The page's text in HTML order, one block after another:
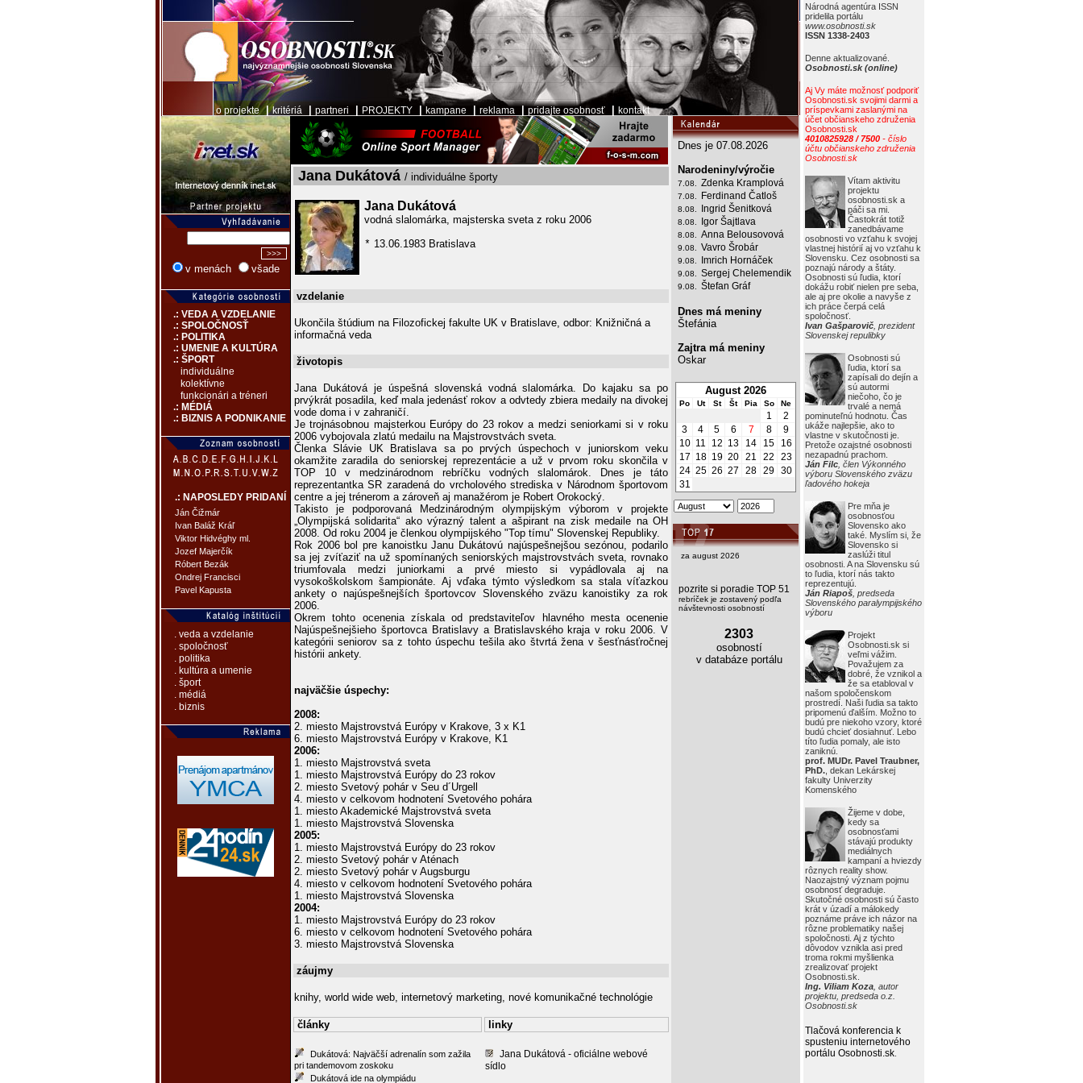
o projekte|kritériá partneri PROJEKTY kampane reklama pridajte osobnosť kontakt
Národná agentúra ISSN
pridelila portálu
www.osobnosti.sk
ISSN 1338-2403
Denne aktualizované.
Osobnosti.sk (online)
Aj Vy máte možnosť podporiť
Osobnosti.sk svojimi darmi a
príspevkami zaslanými na
účet občianskeho združenia
Osobnosti.sk
4010825928 / 7500 - číslo
účtu občianskeho združenia
Osobnosti.sk
Vítam aktivitu
projektu
osobnosti.sk a
páči sa mi.
Častokrát totiž
zanedbávame
osobnosti vo vzťahu k svojej
vlastnej histórií aj vo vzťahu k
Slovensku. Cez osobnosti sa
poznajú národy a štáty.
Osobnosti sú ľudia, ktorí
dokážu robiť nielen pre seba,
ale aj pre okolie a navyše z
ich práce čerpá celá
spoločnosť.
Ivan Gašparovič , prezident
Slovenskej repulibky
Osobnosti sú
ľudia, ktorí sa
zapísali do dejín a
sú autormi
niečoho, čo je
trvalé a nemá
pominuteľnú hodnotu. Čas
ukáže najlepšie, ako to
vlastne v skutočnosti je.
Pretože ozajstné osobnosti
nezapadnú prachom.
Ján Filc , člen Výkonného
výboru Slovenského zväzu
ľadového hokeja
Pre mňa je
osobnosťou
Slovensko ako
také. Myslím si, že
Slovensko si
zaslúži titul
osobnosti. A na Slovensku sú
to ľudia, ktorí nás takto
reprezentujú.
Ján Riapoš , predseda
Slovenského paralympijského
výboru
Projekt
Osobnosti.sk si
veľmi vážim.
Považujem za
dobré, že vznikol a
že sa etabloval v
našom spoločenskom
prostredí. Naši ľudia sa takto
pripomenú ďalším. Možno to
budú pre niekoho vzory, ktoré
budú chcieť dosiahnuť. Lebo
títo ľudia pomaly, ale isto
zaniknú.
prof. MUDr. Pavel Traubner,
PhD. , dekan Lekárskej
fakulty Univerzity
Komenského
Žijeme v dobe,
kedy sa
osobnosťami
stávajú produkty
mediálnych
kampaní a hviezdy
rôznych reality show.
Naozajstný význam pojmu
osobnosť degraduje.
Skutočné osobnosti sú často
krát v úzadí a málokedy
poznáme práve ich názor na
rôzne problematiky našej
spoločnosti. Aj z týchto
dôvodov vznikla asi pred
troma rokmi myšlienka
zrealizovať projekt
Osobnosti.sk.
Ing. Viliam Koza , autor
projektu, predseda o.z.
Osobnosti.sk
Tlačová konferencia k
spusteniu internetového
portálu Osobnosti.sk
v menách všade
.: VEDA A VZDELANIE
.: SPOLOČNOSŤ
.: POLITIKA
.: UMENIE A KULTÚRA
.: ŠPORT
individuálne
kolektívne
funkcionári a tréneri
.: MÉDIÁ
.: BIZNIS A PODNIKANIE
.: NAPOSLEDY PRIDANÍ
Ján Čižmár
Ivan Baláž Kráľ
Viktor Hidvéghy ml.
Jozef Majerčík
Róbert Bezák
Ondrej Francisci
Pavel Kapusta
. veda a vzdelanie
. spoločnosť
. politika
. kultúra a umenie
. šport
. médiá
. biznis
Jana Dukátová / individuálne športy
Jana Dukátová
vodná slalomárka, majsterska sveta z roku 2006
* 13.06.1983 Bratislava
vzdelanie
Ukončila štúdium na Filozofickej fakulte UK v Bratislave, odbor: Knižničná a
informačná veda
životopis
Jana Dukátová je úspešná slovenská vodná slalomárka. Do kajaku sa po
prvýkrát posadila, keď mala jedenásť rokov a odvtedy zbiera medaily na divokej
vode doma i v zahraničí.
Je trojnásobnou majsterkou Európy do 23 rokov a medzi seniorkami si v roku
2006 vybojovala zlatú medailu na Majstrovstvách sveta.
Členka Slávie UK Bratislava sa po prvých úspechoch v juniorskom veku
okamžite zaradila do seniorskej reprezentácie a už v prvom roku skončila v
TOP 10 v medzinárodnom rebríčku vodných slalomárok. Dnes je táto
reprezentantka SR zaradená do vrcholového strediska v Národnom športovom
centre a jej trénerom a zároveň aj manažérom je Robert Orokocký.
Takisto je podporovaná Medzinárodným olympijským výborom v projekte
„Olympijská solidarita“ ako výrazný talent a ašpirant na zisk medaile na OH
2008. Od roku 2004 je členkou olympijského "Top tímu" Slovenskej Republiky.
Rok 2006 bol pre kanoistku Janu Dukátovú najúspešnejšou sezónou, podarilo
sa jej zvíťaziť na už spomínaných seniorských majstrovstvách sveta, rovnako
triumfovala medzi juniorkami a prvé miesto si vypádlovala aj na
vysokoškolskom šampionáte. Aj vďaka týmto výsledkom sa stala víťazkou
ankety o najúspešnejších športovcov Slovenského zväzu kanoistiky za rok
2006.
Okrem tohto ocenenia získala od predstaviteľov hlavného mesta ocenenie
Najúspešnejšieho športovca Bratislavy a Bratislavského kraja v roku 2006. V
kategórii seniorov sa z tohto úspechu tešila ako štvrtá žena v šesťnásťročnej
histórii ankety.
najväčšie úspechy:
2008:
2. miesto Majstrovstvá Európy v Krakove, 3 x K1
6. miesto Majstrovstvá Európy v Krakove, K1
2006:
1. miesto Majstrovstvá sveta
1. miesto Majstrovstvá Európy do 23 rokov
2. miesto Svetový pohár v Seu d´Urgell
4. miesto v celkovom hodnotení Svetového pohára
1. miesto Akademické Majstrovstvá sveta
1. miesto Majstrovstvá Slovenska
2005:
1. miesto Majstrovstvá Európy do 23 rokov
2. miesto Svetový pohár v Aténach
2. miesto Svetový pohár v Augsburgu
4. miesto v celkovom hodnotení Svetového pohára
1. miesto Majstrovstvá Slovenska
2004:
1. miesto Majstrovstvá Európy do 23 rokov
6. miesto v celkovom hodnotení Svetového pohára
3. miesto Majstrovstvá Slovenska
záujmy
knihy, world wide web, internetový marketing, nové komunikačné technológie
články linky
Dukátová: Najväčší adrenalín som zažila
pri tandemovom zoskoku
Dukátová ide na olympiádu
Jana Dukátová - oficiálne webové
sídlo
Dnes je 07.08.2026
Narodeniny/výročie
7.08. Zdenka Kramplová
7.08. Ferdinand Čatloš
8.08. Ingrid Šenitková
8.08. Igor Šajtlava
8.08. Anna Belousovová
9.08. Vavro Šrobár
9.08. Imrich Hornáček
9.08. Sergej Chelemendik
9.08. Štefan Gráf
Dnes má meniny
Štefánia
Zajtra má meniny
Oskar
August 2026
Po Ut St Št Pia So Ne
1
2
3
4 5 6 7 8
9
10 11 12 13 14 15
16
17 18 19 20 21 22
23
24 25 26 27 28 29 30
31
za august 2026
pozrite si poradie TOP 51
rebríček je zostavený podľa
návštevnosti osobností
2303
osobností
v databáze portálu